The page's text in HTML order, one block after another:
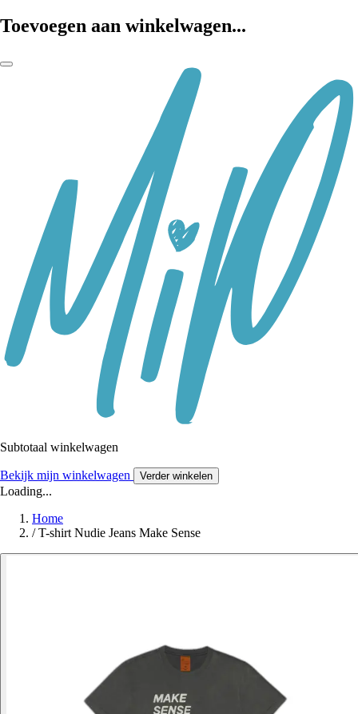
Toevoegen aan winkelwagen...
Subtotaal winkelwagen
Bekijk mijn winkelwagen Verder winkelen
Loading...
Home
/ T-shirt Nudie Jeans Make Sense